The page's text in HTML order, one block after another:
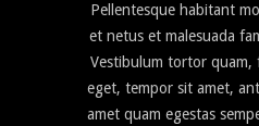
Pellentesque habitant
et netus et malesuada
Vestibulum tortor quam,
eget, tempor sit amet,
amet quam egestas